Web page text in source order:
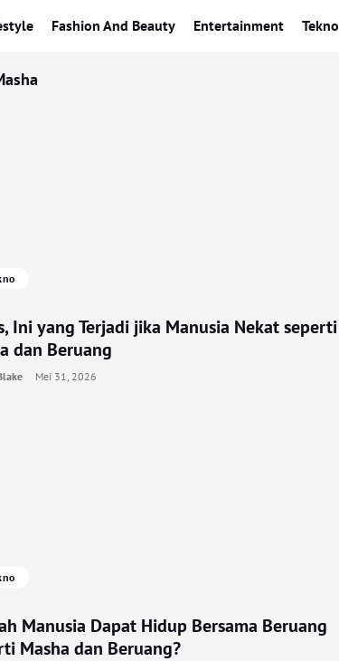
Fashion And Beauty Entertainment Tekno
Ini yang Terjadi jika Manusia Nekat seperti
dan Beruang
Mei 31, 2026
Manusia Dapat Hidup Bersama Beruang
Masha dan Beruang?